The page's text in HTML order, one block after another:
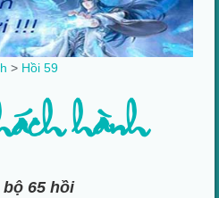
> Hồi 59
hành
bộ 65 hồi